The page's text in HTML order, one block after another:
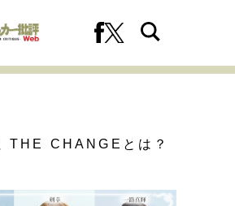
THE CHANGEとは？